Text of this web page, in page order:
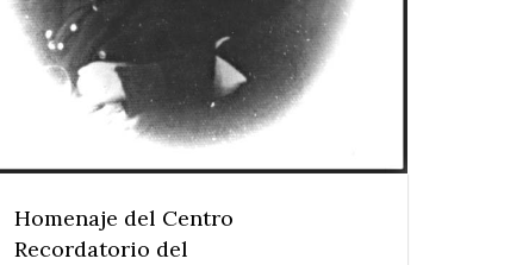
Homenaje del Centro
Recordatorio del